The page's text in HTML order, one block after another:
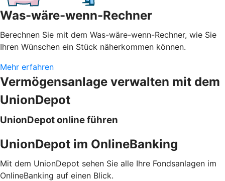
Was-wäre-wenn-Rechner
Berechnen Sie mit dem Was-wäre-wenn-Rechner, wie Sie
Ihren Wünschen ein Stück näherkommen können.
Mehr erfahren
Vermögensanlage verwalten mit dem
UnionDepot
UnionDepot online führen
UnionDepot im OnlineBanking
Mit dem UnionDepot sehen Sie alle Ihre Fondsanlagen im
OnlineBanking auf einen Blick.